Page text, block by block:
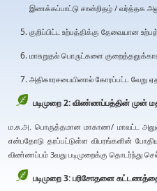
இணக்கப்பாட்டு சான்றிதழ் / வர்த்தக
குறிப்பிட்ட உற்பத்திக்கு தேவையான
மாசுறுதல் பொருட்களை
அதிகாரசபையினால் கோரப்பட்ட
படிமுறை 2: விண்ணப்பத்தின் முன்
ம.சு.அ. பொருத்தமான மாகாண/ மாவட்ட
என்பதோடு தரப்பட்டுள்ள விபரங்களின்
விண்ணப்பம் 3வது படிமுறைக்கு தொடர்ந்து
படிமுறை 3: பரிசோதனை